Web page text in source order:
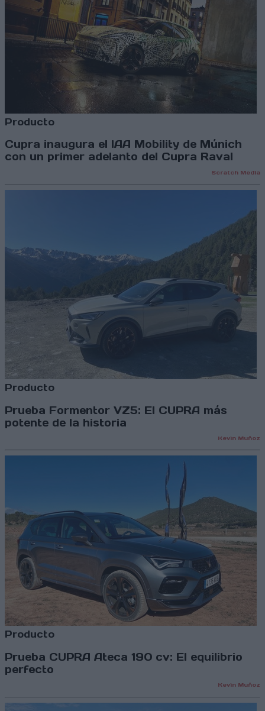
Producto
Cupra inaugura el IAA Mobility de Múnich
con un primer adelanto del Cupra Raval
Scratch Media
Producto
Prueba Formentor VZ5: El CUPRA más
potente de la historia
Kevin Muñoz
Producto
Prueba CUPRA Ateca 190 cv: El equilibrio
perfecto
Kevin Muñoz